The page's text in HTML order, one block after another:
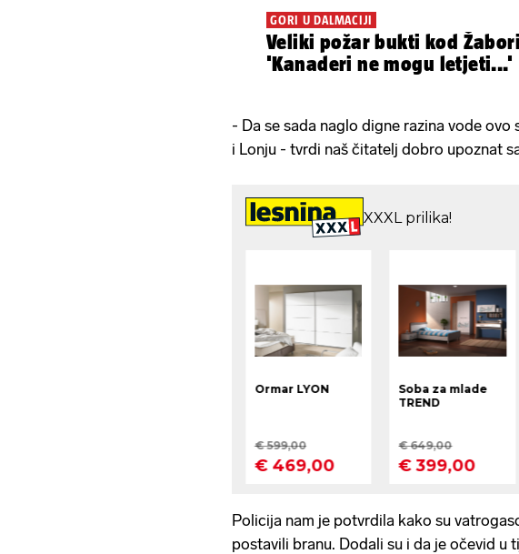
GORI U DALMACIJI
Veliki požar bukti kod
'Kanaderi ne mogu letjeti...'
- Da se sada naglo digne razina vode ovo
i Lonju - tvrdi naš čitatelj dobro upoznat
Policija nam je potvrdila kako su
postavili branu. Dodali su i da je očevid u